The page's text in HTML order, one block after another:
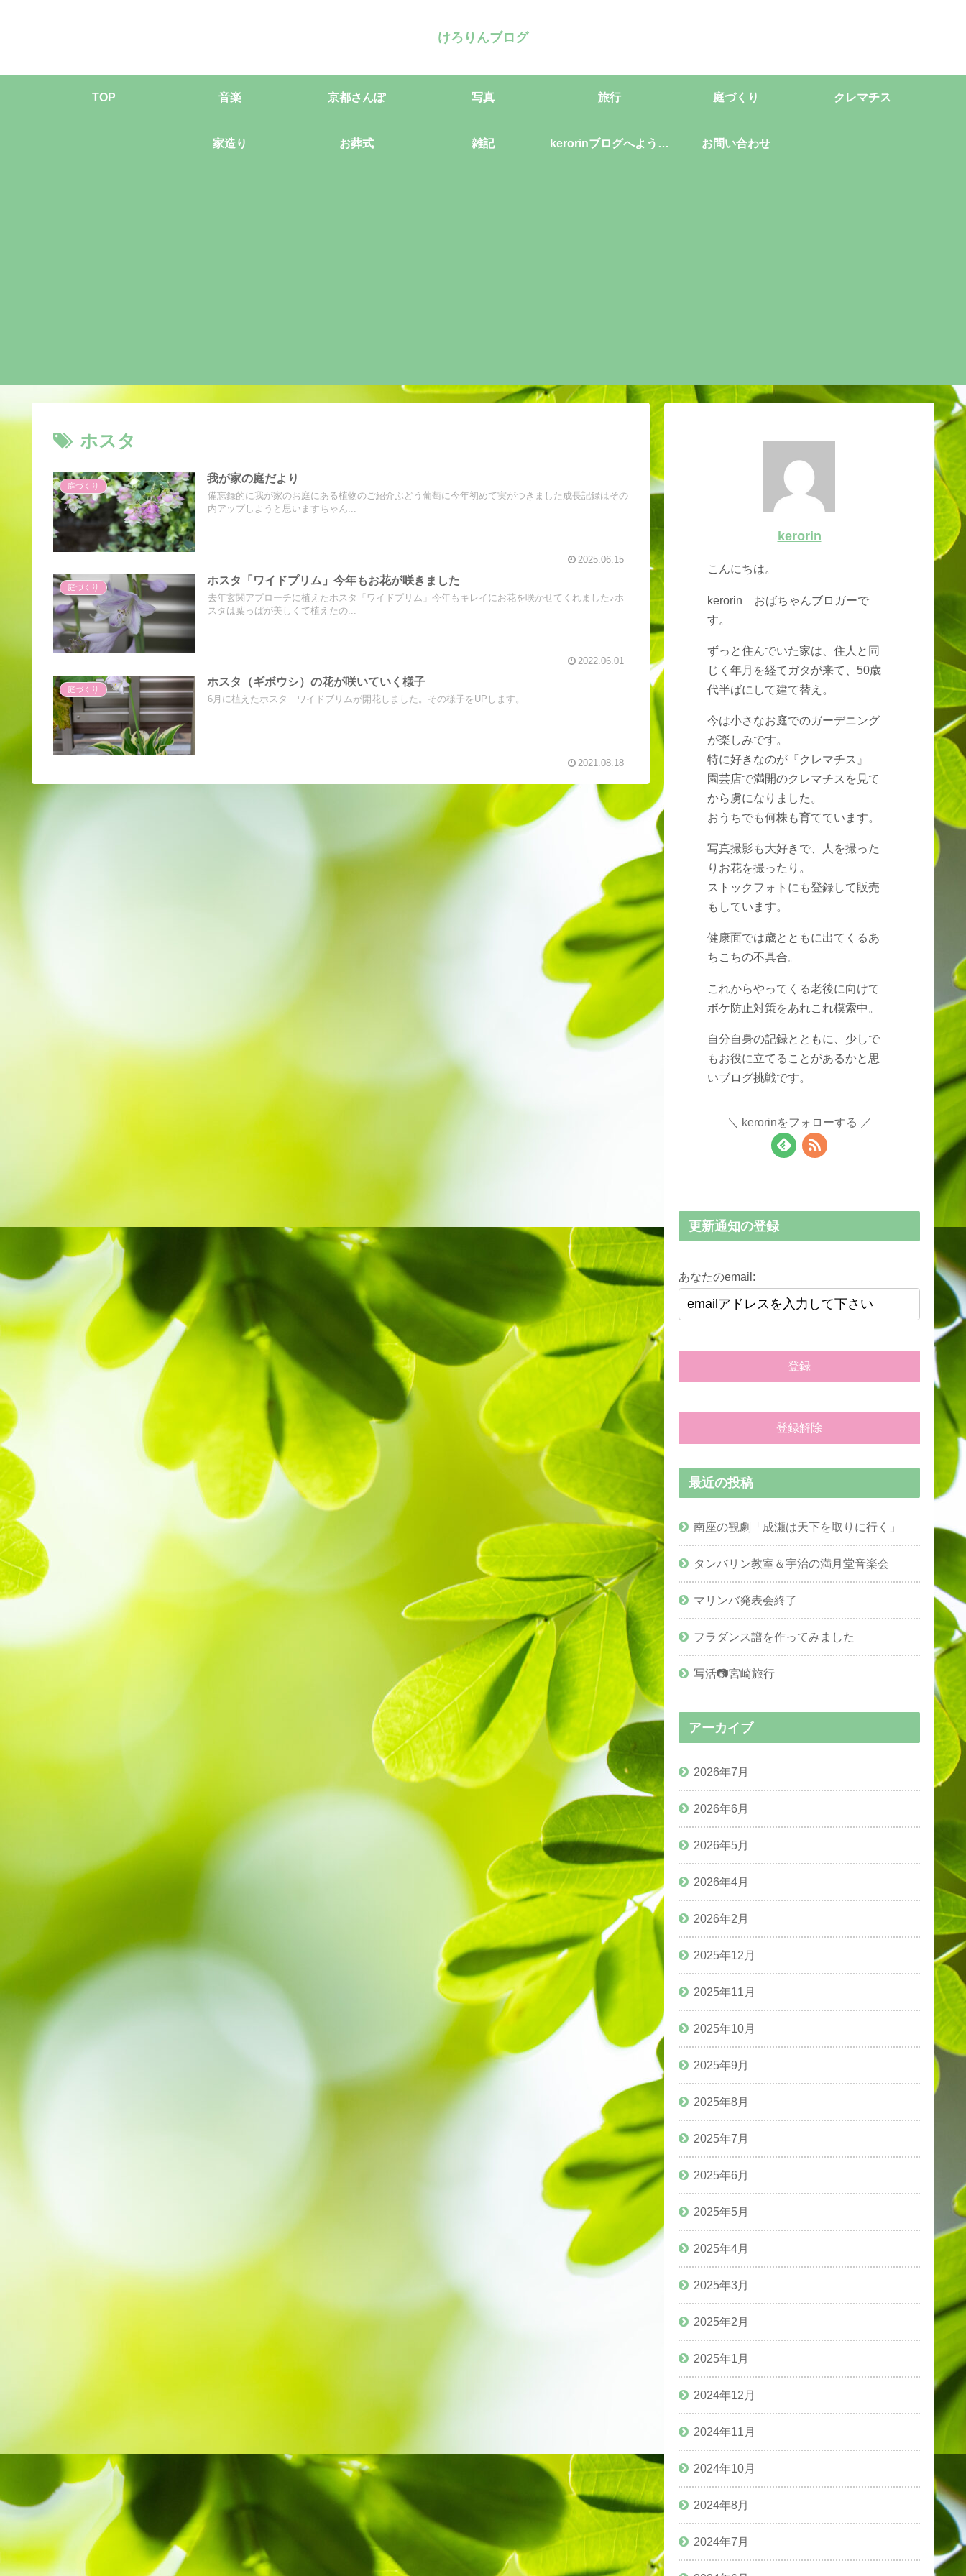
けろりんブログ
TOP 音楽 京都さんぽ 写真 旅行 庭づくり クレマチス
家造り お葬式 雑記 kerorinブログへようこ お問い合わせ
ホスタ
庭づくり
我が家の庭だより
備忘録的に我が家のお庭にある植物のご紹介ぶどう葡萄に今年初めて実がつきました成長記録はその
内アップしようと思いますちゃん...
2025.06.15
庭づくり
ホスタ「ワイドプリム」今年もお花が咲きました
去年玄関アプローチに植えたホスタ「ワイドプリム」今年もキレイにお花を咲かせてくれました♪ホ
スタは葉っぱが美しくて植えたの...
2022.06.01
庭づくり
ホスタ（ギボウシ）の花が咲いていく様子
6月に植えたホスタ ワイドブリムが開花しました。その様子をUPします。
2021.08.18
kerorin
こんにちは。
kerorin おばちゃんブロガーで
す。
ずっと住んでいた家は、住人と同
じく年月を経てガタが来て、50歳
代半ばにして建て替え。
今は小さなお庭でのガーデニング
が楽しみです。
特に好きなのが『クレマチス』
園芸店で満開のクレマチスを見て
から虜になりました。
おうちでも何株も育てています。
写真撮影も大好きで、人を撮った
りお花を撮ったり。
ストックフォトにも登録して販売
もしています。
健康面では歳とともに出てくるあ
ちこちの不具合。
これからやってくる老後に向けて
ボケ防止対策をあれこれ模索中。
自分自身の記録とともに、少しで
もお役に立てることがあるかと思
いブログ挑戦です。
kerorinをフォローする
更新通知の登録
あなたのemail:
最近の投稿
南座の観劇「成瀬は天下を取りに行く」
タンバリン教室＆宇治の満月堂音楽会
マリンバ発表会終了
フラダンス譜を作ってみました
写活📷宮崎旅行
アーカイブ
2026年7月
2026年6月
2026年5月
2026年4月
2026年2月
2025年12月
2025年11月
2025年10月
2025年9月
2025年8月
2025年7月
2025年6月
2025年5月
2025年4月
2025年3月
2025年2月
2025年1月
2024年12月
2024年11月
2024年10月
2024年8月
2024年7月